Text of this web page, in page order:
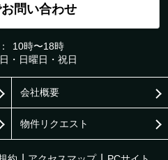
問い合わせ
10時〜18時
・日曜日・祝日
会社概要
物件リクエスト